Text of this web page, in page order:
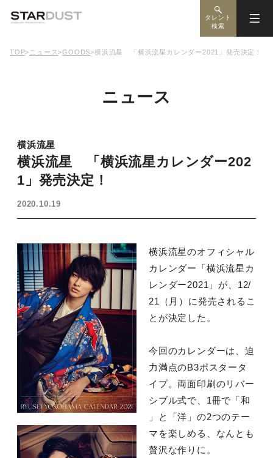
タレント
検索
TOP> ニュース>GOODS>横浜流星 「横浜流星カレンダー2021」発売決定！
ニュース
横浜流星
横浜流星 「横浜流星カレンダー202
1」発売決定！
2020.10.19
横浜流星のオフィシャル
カレンダー「横浜流星カ
レンダー2021」が、12/
21（月）に発売されるこ
とが決定した。
今回のカレンダーは、迫
力満点のB3ポスタータ
イプ。両面印刷のリバー
シブル式で、1冊で「和
」と「洋」の2つのテー
マを楽しめる、なんとも
贅沢な作りに。